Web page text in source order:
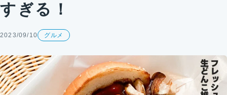
すぎる！
2023/09/10 グルメ